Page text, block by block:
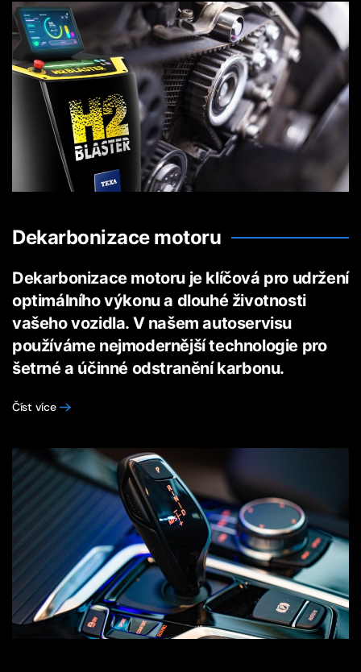
Dekarbonizace motoru
Dekarbonizace motoru je klíčová pro udržení
optimálního výkonu a dlouhé životnosti
vašeho vozidla. V našem autoservisu
používáme nejmodernější technologie pro
šetrné a účinné odstranění karbonu.
Číst více